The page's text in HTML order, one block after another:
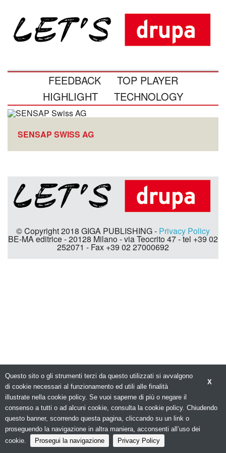
FEEDBACK
TOP PLAYER
HIGHLIGHT
TECHNOLOGY
SENSAP SWISS AG
© Copyright 2018 GIGA PUBLISHING - Privacy Policy
BE-MA editrice - 20128 Milano - via Teocrito 47 - tel +39 02
252071 - Fax +39 02 27000692
X
Questo sito o gli strumenti terzi da questo utilizzati si avvalgono
di cookie necessari al funzionamento ed utili alle finalità
illustrate nella cookie policy. Se vuoi saperne di più o negare il
consenso a tutti o ad alcuni cookie, consulta la cookie policy. Chiudendo
questo banner, scorrendo questa pagina, cliccando su un link o
proseguendo la navigazione in altra maniera, acconsenti all’uso dei
cookie.
Prosegui la navigazione Privacy Policy